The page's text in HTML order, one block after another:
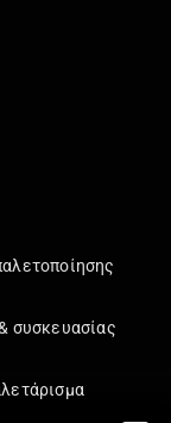
συσκευασίας